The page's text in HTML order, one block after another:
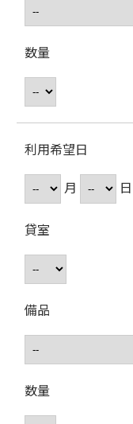
数量
利用希望日
月
日
貸室
備品
数量